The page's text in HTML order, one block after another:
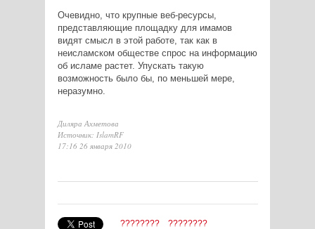
Очевидно, что крупные веб-ресурсы,
представляющие площадку для имамов
видят смысл в этой работе, так как в
неисламском обществе спрос на информацию
об исламе растет. Упускать такую
возможность было бы, по меньшей мере,
неразумно.
Диляра Ахметова
Источник: IslamRF
17:16 26 января 2010
???????? ????????